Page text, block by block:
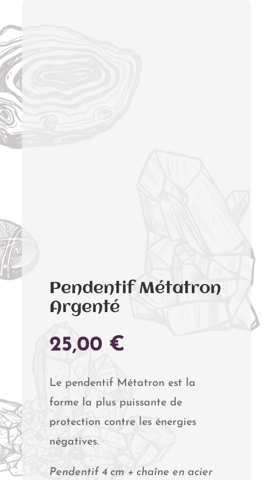
Pendentif Métatron
Argenté
25,00 €
Le pendentif Métatron est la
forme la plus puissante de
protection contre les énergies
négatives.
Pendentif 4 cm + chaîne en acier